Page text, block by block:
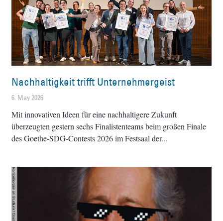
Nachhaltigkeit trifft Unternehmergeist
6. May 2026
Mit innovativen Ideen für eine nachhaltigere Zukunft
überzeugten gestern sechs Finalistenteams beim großen Finale
des Goethe-SDG-Contests 2026 im Festsaal der